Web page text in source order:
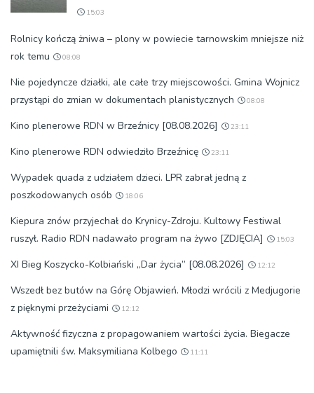
15:03
Rolnicy kończą żniwa – plony w powiecie tarnowskim mniejsze niż
rok temu
08:08
Nie pojedyncze działki, ale całe trzy miejscowości. Gmina Wojnicz
przystąpi do zmian w dokumentach planistycznych
08:08
Kino plenerowe RDN w Brzeźnicy [08.08.2026] 23:11
Kino plenerowe RDN odwiedziło Brzeźnicę 23:11
Wypadek quada z udziałem dzieci. LPR zabrał jedną z
poszkodowanych osób
18:06
Kiepura znów przyjechał do Krynicy-Zdroju. Kultowy Festiwal
ruszył. Radio RDN nadawało program na żywo [ZDJĘCIA]
15:03
XI Bieg Koszycko-Kolbiański „Dar życia” [08.08.2026] 12:12
Wszedł bez butów na Górę Objawień. Młodzi wrócili z Medjugorie
z pięknymi przeżyciami
12:12
Aktywność fizyczna z propagowaniem wartości życia. Biegacze
upamiętnili św. Maksymiliana Kolbego
11:11